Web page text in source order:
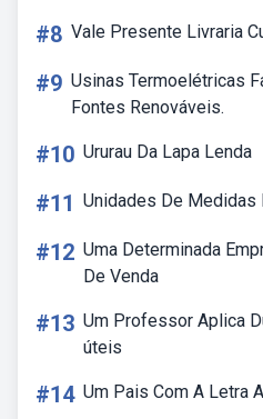
#8 Vale Presente Livraria
#9 Usinas Termoelétricas
Fontes Renováveis.
#10 Ururau Da Lapa Lenda
#11 Unidades De Medidas
#12 Uma Determinada
De Venda
#13 Um Professor Aplica
úteis
#14 Um Pais Com A Letra A